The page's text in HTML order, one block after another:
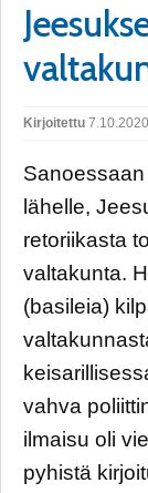
Kirjoitettu 7.10.2020
lähelle,
retoriikasta
valtakunta.
(basileia)
vahva
ilmaisu oli
pyhistä